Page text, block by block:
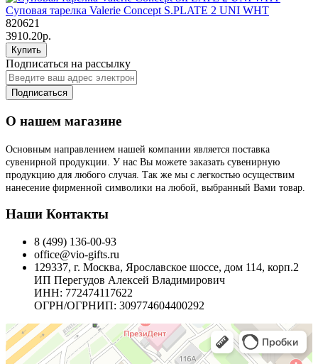
Суповая тарелка Valerie Concept S.PLATE 2 UNI WHT
820621
3910.20р.
Купить
Подписаться на рассылку
Подписаться
О нашем магазине
Основным направлением нашей компании является поставка
сувенирной продукции. У нас Вы можете заказать сувенирную
продукцию для любого случая. Так же мы с легкостью осуществим
нанесение фирменной символики на любой, выбранный Вами товар.
Наши Контакты
8 (499) 136-00-93
office@vio-gifts.ru
129337, г. Москва, Ярославское шоссе, дом 114, корп.2
ИП Перегудов Алексей Владимирович
ИНН: 772474117622
ОГРН/ОГРНИП: 309774604400292